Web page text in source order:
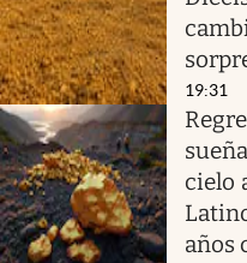
19:31
cielo
años